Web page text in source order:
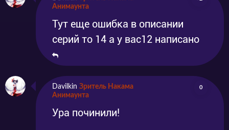
Анимаунта
Тут еще ошибка в описании
серий то 14 а у вас12 написано
Davilkin Зритель Накама
Анимаунта
0
Ура починили!